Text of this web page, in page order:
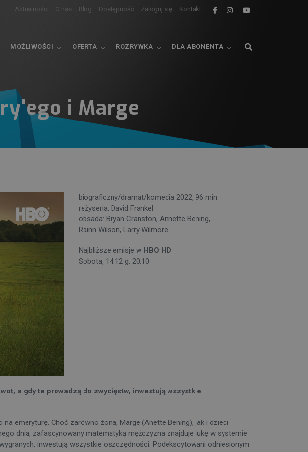
Aktualności O nas Blog Dostępność Zaloguj się Kontakt
MOŻLIWOŚCI OFERTA ROZRYWKA DLA ABONENTA
i Marge
biograficzny/dramat/komedia 2022, 96 min
reżyseria: David Frankel
obsada: Bryan Cranston, Annette Bening,
Rainn Wilson, Larry Wilmore
Najbliższe emisje w HBO HD
Sobota, 14.12 g. 20:10
a gdy te prowadzą do zwycięstw, inwestują wszystkie
emeryturę. Choć zarówno żona, Marge (Anette Bening), jak i dzieci
dnia, zafascynowany matematyką mężczyzna znajduje lukę w systemie
inwestują wszystkie oszczędności. Podekscytowani odniesionym